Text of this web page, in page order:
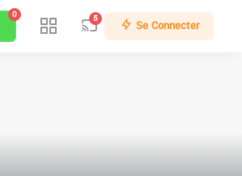
0 5 Se Connecter